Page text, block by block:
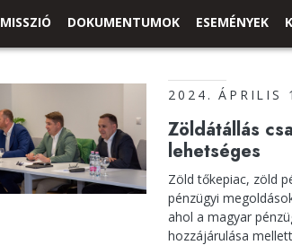
MISSZIÓ DOKUMENTUMOK ESEMÉNYEK
2024. ÁPRILIS
Zöldátállás
lehetséges
Zöld tőkepiac, zöld
pénzügyi
ahol a magyar
hozzájárulása